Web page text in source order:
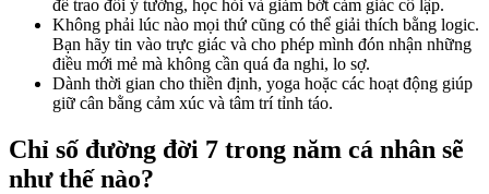
để trao đổi ý tưởng, học hỏi và giảm bớt cảm giác cô lập.
Không phải lúc nào mọi thứ cũng có thể giải thích bằng logic.
Bạn hãy tin vào trực giác và cho phép mình đón nhận những
điều mới mẻ mà không cần quá đa nghi, lo sợ.
Dành thời gian cho thiền định, yoga hoặc các hoạt động giúp
giữ cân bằng cảm xúc và tâm trí tỉnh táo.
Chỉ số đường đời 7 trong năm cá nhân sẽ
như thế nào?